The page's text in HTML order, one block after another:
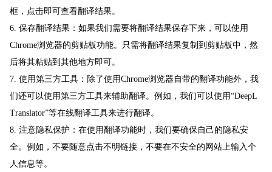
框，点击即可查看翻译结果。
6. 保存翻译结果：如果我们需要将翻译结果保存下来，可以使用
Chrome浏览器的剪贴板功能。只需将翻译结果复制到剪贴板中，然
后将其粘贴到其他地方即可。
7. 使用第三方工具：除了使用Chrome浏览器自带的翻译功能外，我
们还可以使用第三方工具来辅助翻译。例如，我们可以使用“DeepL
Translator”等在线翻译工具来进行翻译。
8. 注意隐私保护：在使用翻译功能时，我们要确保自己的隐私安
全。例如，不要随意点击不明链接，不要在不安全的网站上输入个
人信息等。